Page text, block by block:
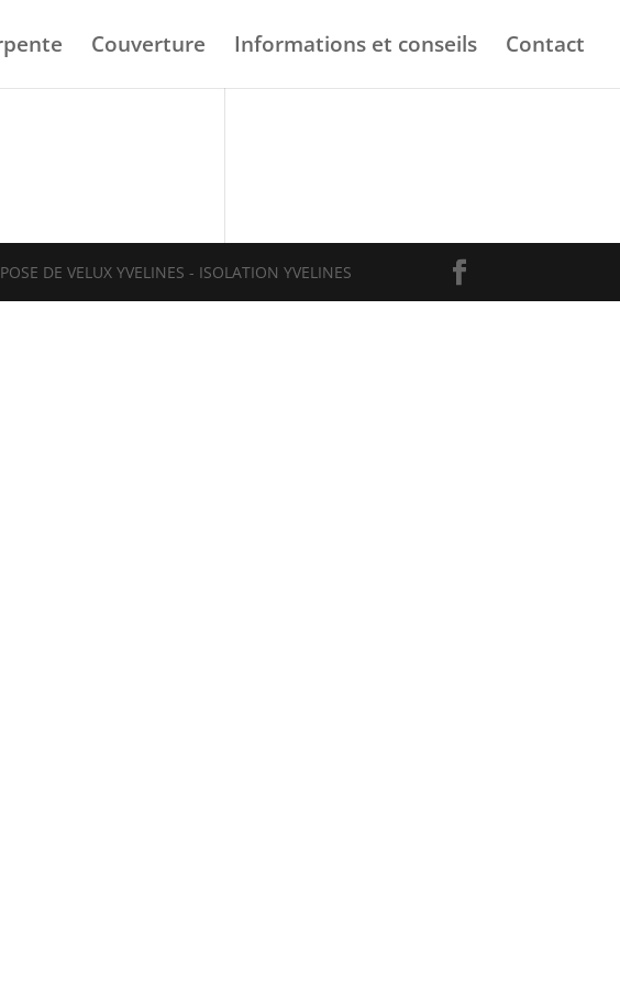
Couverture Informations et conseils Contact
DE VELUX YVELINES - ISOLATION YVELINES